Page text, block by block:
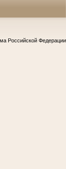
Российской